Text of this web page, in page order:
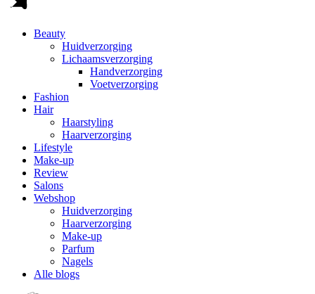
Beauty
Huidverzorging
Lichaamsverzorging
Handverzorging
Voetverzorging
Fashion
Hair
Haarstyling
Haarverzorging
Lifestyle
Make-up
Review
Salons
Webshop
Huidverzorging
Haarverzorging
Make-up
Parfum
Nagels
Alle blogs